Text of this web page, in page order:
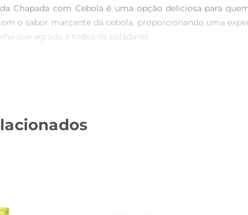
Chapada com Cebola é uma opção deliciosa para
o sabor marcante da cebola, proporcionando uma
que agrada a todos os paladares.